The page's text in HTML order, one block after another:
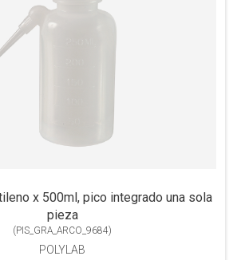
x 500ml, pico integrado una sola
pieza
(PIS_GRA_ARCO_9684)
POLYLAB